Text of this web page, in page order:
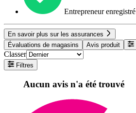
Entrepreneur enregistré
En savoir plus sur les assurances
Évaluations de magasins
Avis produit
Classer
Filtres
Aucun avis n'a été trouvé